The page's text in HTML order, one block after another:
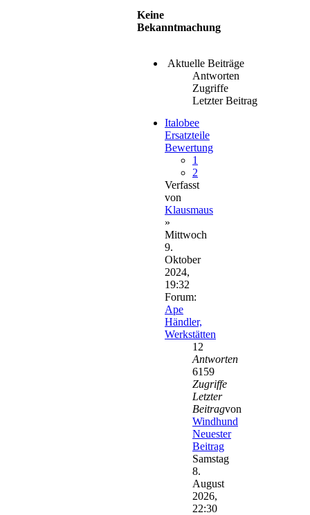
Keine
Bekanntmachung
Aktuelle Beiträge
Antworten
Zugriffe
Letzter Beitrag
Italobee
Ersatzteile
Bewertung
1
2
Verfasst
von
Klausmaus
»
Mittwoch
9.
Oktober
2024,
19:32
Forum:
Ape
Händler,
Werkstätten
12
Antworten
6159
Zugriffe
Letzter
Beitragvon
Windhund
Neuester
Beitrag
Samstag
8.
August
2026,
22:30